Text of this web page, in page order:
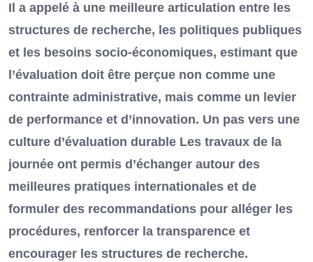
Il a appelé à une meilleure articulation entre les
structures de recherche, les politiques publiques
et les besoins socio-économiques, estimant que
l’évaluation doit être perçue non comme une
contrainte administrative, mais comme un levier
de performance et d’innovation. Un pas vers une
culture d’évaluation durable Les travaux de la
journée ont permis d’échanger autour des
meilleures pratiques internationales et de
formuler des recommandations pour alléger les
procédures, renforcer la transparence et
encourager les structures de recherche.